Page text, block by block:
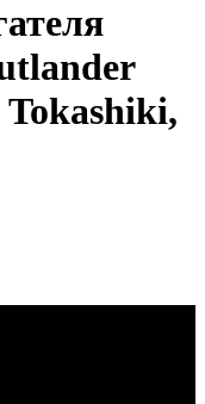
Tokashiki,